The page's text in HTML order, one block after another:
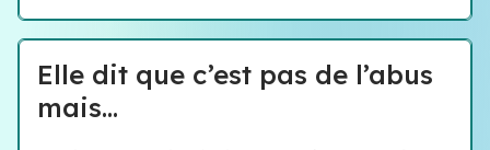
Elle dit que c’est pas de l’abus
mais…